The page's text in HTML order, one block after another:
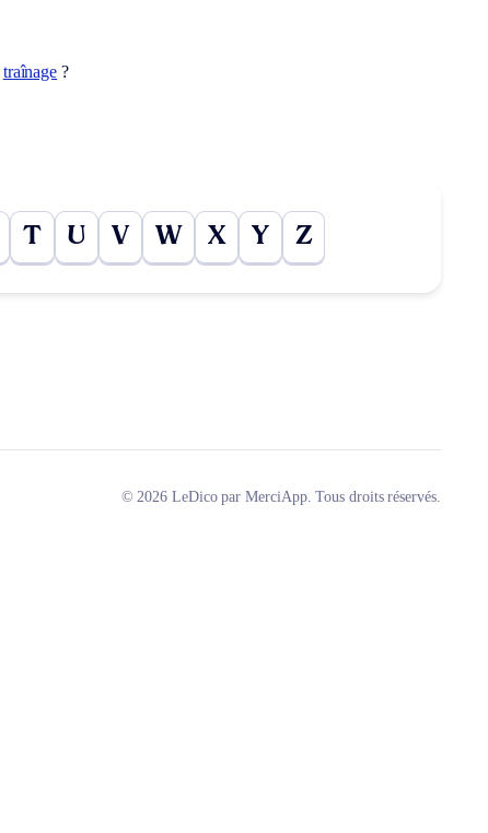
traînage ?
T U V W X Y Z
© 2026 LeDico par MerciApp. Tous droits réservés.